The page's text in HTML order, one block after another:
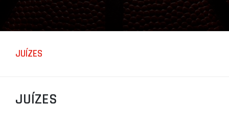
AGENDA
SELEÇÕES
ÁREA TÉCNICA
LIGA BETCLIC MASCULINA
JUÍZES
JUÍZES